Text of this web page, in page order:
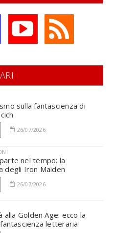
sulla fantascienza di
26/07/2026
nel tempo: la
degli Iron Maiden
26/07/2026
alla Golden Age: ecco la
letteraria